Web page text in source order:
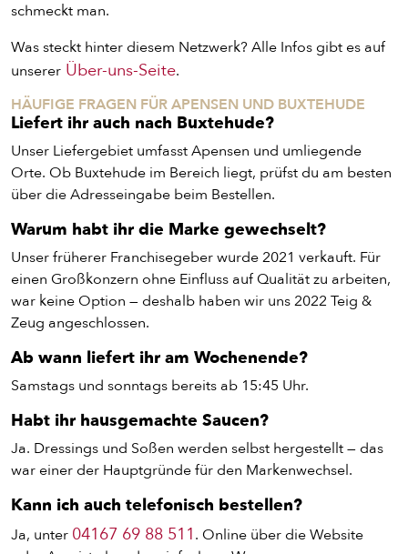
PASTA
AUFLAUF
BURGER
VEGI/VEGAN
SALAT
SNACKS
DIPS/EXTRAS
DESSERT
GETRÄNKE
schmeckt man.
Was steckt hinter diesem Netzwerk? Alle Infos gibt es auf
unserer Über-uns-Seite.
HÄUFIGE FRAGEN FÜR APENSEN UND BUXTEHUDE
Liefert ihr auch nach Buxtehude?
Unser Liefergebiet umfasst Apensen und umliegende
Orte. Ob Buxtehude im Bereich liegt, prüfst du am besten
über die Adresseingabe beim Bestellen.
Warum habt ihr die Marke gewechselt?
Unser früherer Franchisegeber wurde 2021 verkauft. Für
einen Großkonzern ohne Einfluss auf Qualität zu arbeiten,
war keine Option — deshalb haben wir uns 2022 Teig &
Zeug angeschlossen.
Ab wann liefert ihr am Wochenende?
Samstags und sonntags bereits ab 15:45 Uhr.
Habt ihr hausgemachte Saucen?
Ja. Dressings und Soßen werden selbst hergestellt — das
war einer der Hauptgründe für den Markenwechsel.
Kann ich auch telefonisch bestellen?
Ja, unter 04167 69 88 511. Online über die Website